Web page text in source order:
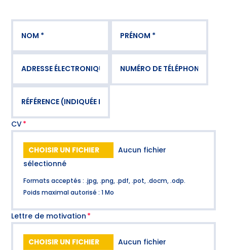
CV
CHOISIR UN FICHIER
Aucun fichier
sélectionné
Formats acceptés : .jpg, .png, .pdf, .pot, .docm, .odp.
Poids maximal autorisé : 1 Mo
Lettre de motivation
CHOISIR UN FICHIER
Aucun fichier